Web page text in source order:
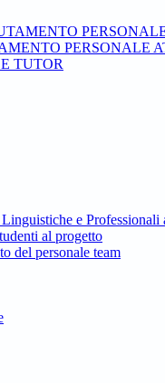
PERSONALE
TUTOR
e Professionali
al progetto
del personale team